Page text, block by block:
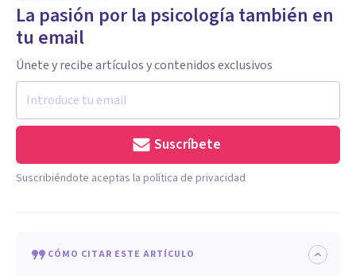
La pasión por la psicología también en
tu email
Únete y recibe artículos y contenidos exclusivos
Suscríbete
Suscribiéndote aceptas la política de privacidad
CÓMO CITAR ESTE ARTÍCULO